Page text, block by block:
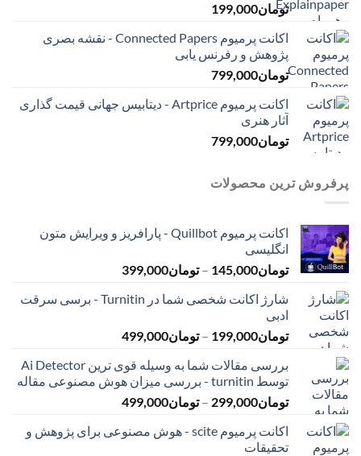
تومان199,000
اکانت پرمیوم Connected Papers - نقشه بصری
پژوهش و رفرنس یابی
تومان799,000
اکانت پرمیوم Artprice - دیتابیس جهانی قیمت ‌گذاری
آثار هنری
تومان799,000
پرفروش ترین محصولات
اکانت پرمیوم Quillbot - پارافریز و ویرایش متون
انگلیسی
تومان145,000
– تومان399,000
تومان145,000
تومان399,000
شارژ اکانت شخصی شما در Turnitin - برسی سرقت
ادبی
تومان199,000
– تومان499,000محدوده
تومان199,000
تا
تومان499,000
بررسی مقالات شما به وسیله قوی ترین Ai Detector
توسط turnitin - بررسی میزان هوش مصنوعی مقاله
تومان299,000
– تومان499,000محدوده
تومان299,000
اکانت پرمیوم scite - هوش مصنوعی برای پژوهش و
تحقیقات